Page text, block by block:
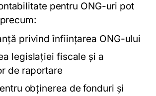
pentru ONG-uri pot
privind înființarea ONG-ului
legislației fiscale și a
de raportare
obținerea de fonduri și